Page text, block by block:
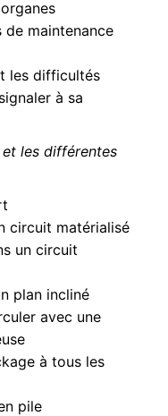
maintenance
les difficultés
à sa
les différentes
circuit matérialisé
un circuit
plan incliné
avec une
à tous les
pile